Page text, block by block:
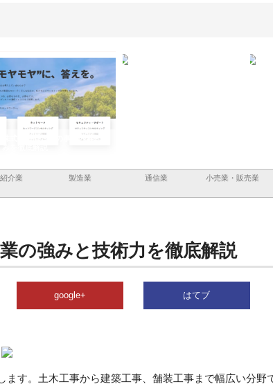
株式会社ＣＳＡの事業内容と強
介業 製造業 通信業 小売業・販売業
の強みと技術力を徹底解説
google+ はてブ
す。土木工事から建築工事、舗装工事まで幅広い分野